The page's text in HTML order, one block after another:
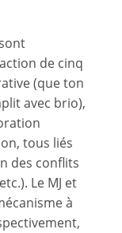
de cinq
(que ton
avec brio),
tous liés
des conflits
Le MJ et
à